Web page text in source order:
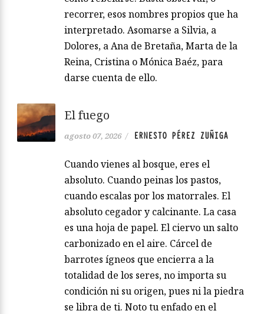
recorrer, esos nombres propios que ha
interpretado. Asomarse a Silvia, a
Dolores, a Ana de Bretaña, Marta de la
Reina, Cristina o Mónica Baéz, para
darse cuenta de ello.
El fuego
agosto 07, 2026 / ERNESTO PÉREZ ZUÑIGA
Cuando vienes al bosque, eres el
absoluto. Cuando peinas los pastos,
cuando escalas por los matorrales. El
absoluto cegador y calcinante. La casa
es una hoja de papel. El ciervo un salto
carbonizado en el aire. Cárcel de
barrotes ígneos que encierra a la
totalidad de los seres, no importa su
condición ni su origen, pues ni la piedra
se libra de ti. Noto tu enfado en el